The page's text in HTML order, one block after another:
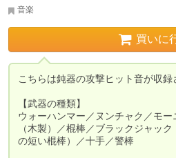
音楽
買いに
こちらは鈍器の攻撃ヒット音が収録
【武器の種類】
ウォーハンマー／ヌンチャク／モ
（木製）／棍棒／ブラックジャッ
の短い棍棒）／十手／警棒